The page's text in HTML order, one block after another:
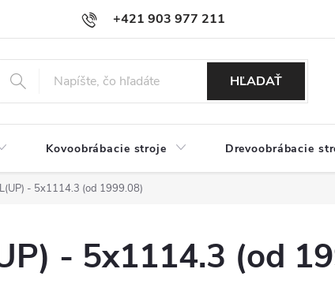
+421 903 977 211
Podmienky ochrany osobných údajov
HĽADAŤ
Kovoobrábacie stroje Drevoobrábacie
- 5x1114.3 (od 1999.08)
- 5x1114.3 (od